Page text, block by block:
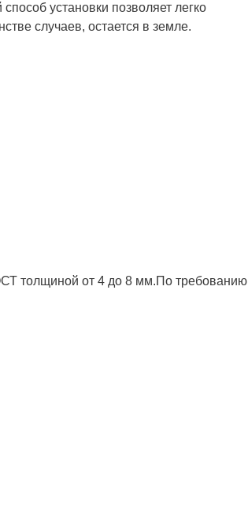
установки позволяет легко
случаев, остается в земле.
толщиной от 4 до 8 мм.По требованию